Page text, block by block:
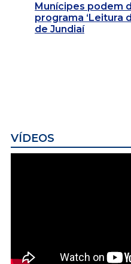
Munícipes podem
programa ‘Leitura
de Jundiaí
VÍDEOS